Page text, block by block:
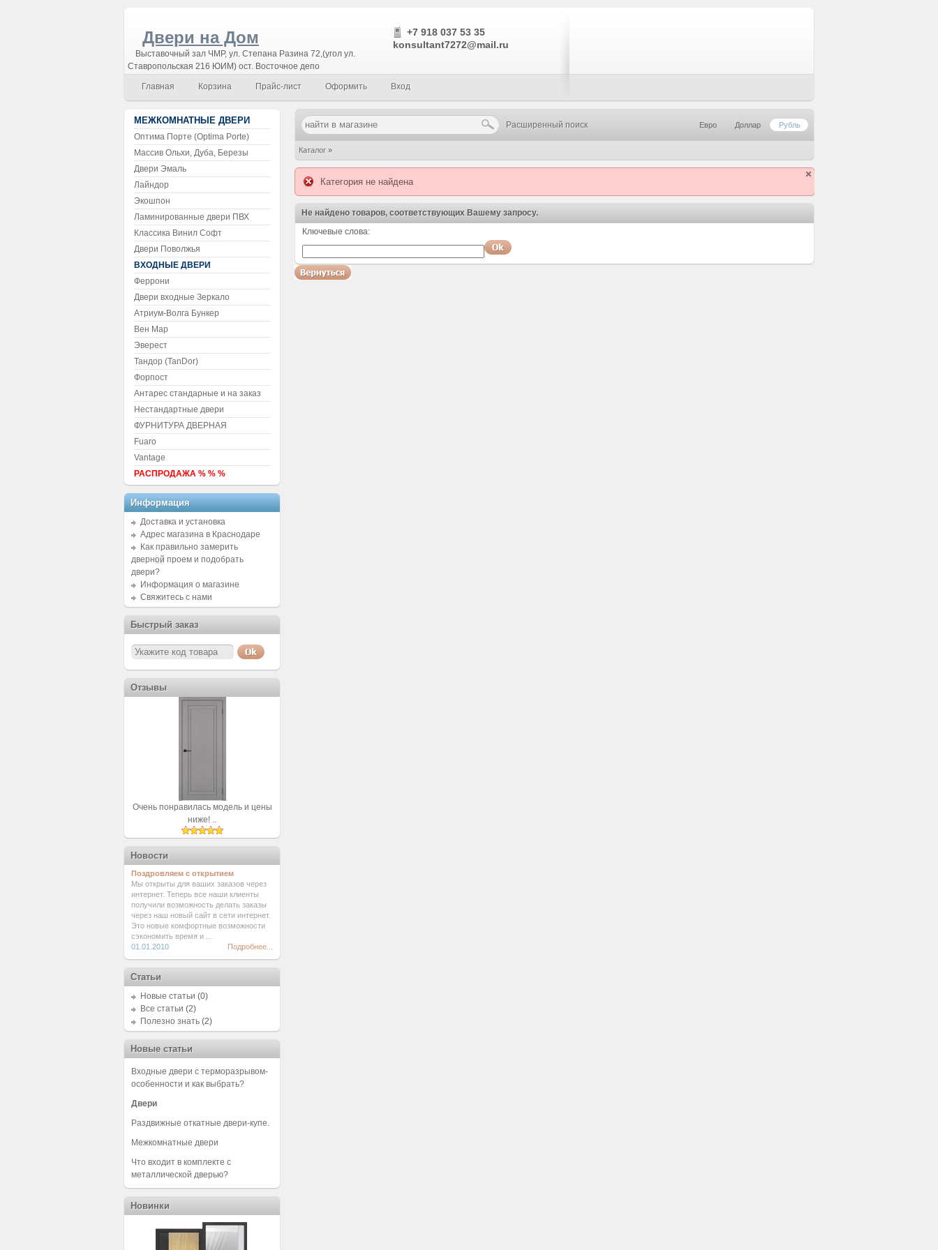
Двери на Дом
Выставочный зал ЧМР, ул. Степана Разина 72,(угол ул.
Ставропольская 216 ЮИМ) ост. Восточное депо
+7 918 037 53 35
konsultant7272@mail.ru
Главная Корзина Прайс-лист Оформить Вход
Расширенный поиск Евро Доллар Рубль
Каталог »
Синержи
Категория не найдена
Не найдено товаров, соответствующих Вашему запросу.
Воспользуйтесь поиском!
Ключевые слова:
МЕЖКОМНАТНЫЕ ДВЕРИ
Оптима Порте (Optima Porte)
Массив Ольхи, Дуба, Березы
Двери Эмаль
Лайндор
Экошпон
Ламинированные двери ПВХ
Классика Винил Софт
Двери Поволжья
ВХОДНЫЕ ДВЕРИ
Феррони
Двери входные Зеркало
Атриум-Волга Бункер
Вен Мар
Эверест
Тандор (TanDor)
Форпост
Антарес стандарные и на заказ
Нестандартные двери
ФУРНИТУРА ДВЕРНАЯ
Fuaro
Vantage
РАСПРОДАЖА % % %
Информация
Доставка и установка
Адрес магазина в Краснодаре
Как правильно замерить
дверной проем и подобрать
двери?
Информация о магазине
Свяжитесь с нами
Быстрый заказ
Отзывы
Очень понравилась модель и цены
ниже! ..
Новости
Поздровляем с открытием
Мы открыты для ваших заказов через
интернет. Теперь все наши клиенты
получили возможность делать заказы
через наш новый сайт в сети интернет.
Это новые комфортные возможности
сэкономить время и ...
01.01.2010
Подробнее...
Статьи
Новые статьи (0)
Все статьи (2)
Полезно знать (2)
Новые статьи
Входные двери с терморазрывом-
особенности и как выбрать?
Двери
Раздвижные откатные двери-купе.
Межкомнатные двери
Что входит в комплекте с
металлической дверью?
Новинки